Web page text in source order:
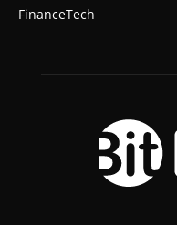
FinanceTech